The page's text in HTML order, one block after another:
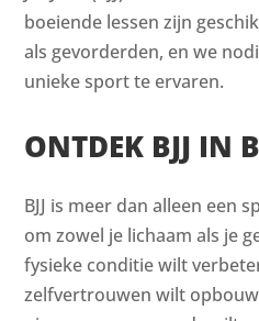
boeiende lessen zijn
als gevorderden, en we
unieke sport te ervaren.
ONTDEK BJJ IN
BJJ is meer dan alleen een
om zowel je lichaam als je
fysieke conditie wilt
zelfvertrouwen wilt